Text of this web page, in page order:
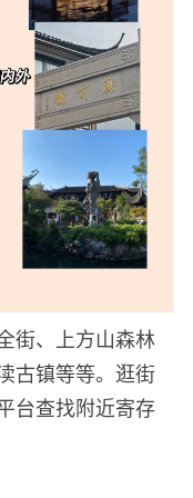
街、上方山森林
古镇等等。逛街
台查找附近寄存